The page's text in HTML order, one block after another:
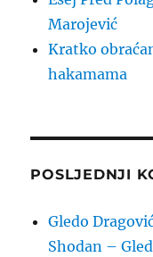
Marojević
Kratko
hakamama
POSLJEDNJI
Gledo
Shodan –